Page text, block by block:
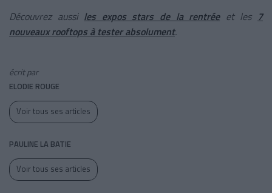
Découvrez aussi les expos stars de la rentréeet les 7
nouveaux rooftops à tester absolument.
écrit par
ELODIE ROUGE
Voir tous ses articles
PAULINE LA BATIE
Voir tous ses articles